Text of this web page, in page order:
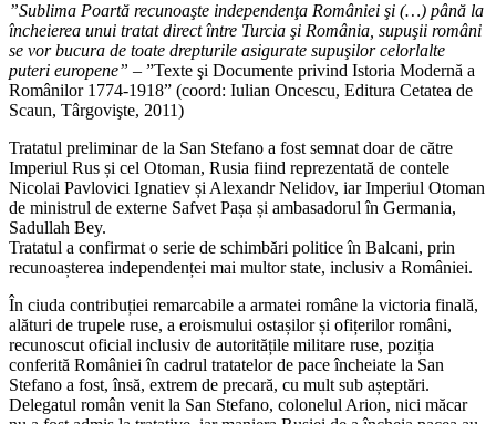
”Sublima Poartă recunoaşte independenţa României şi (…) până la
încheierea unui tratat direct între Turcia şi România, supuşii români
se vor bucura de toate drepturile asigurate supuşilor celorlalte
puteri europene” – ”Texte şi Documente privind Istoria Modernă a
Românilor 1774-1918” (coord: Iulian Oncescu, Editura Cetatea de
Scaun, Târgovişte, 2011)
Tratatul preliminar de la San Stefano a fost semnat doar de către
Imperiul Rus și cel Otoman, Rusia fiind reprezentată de contele
Nicolai Pavlovici Ignatiev și Alexandr Nelidov, iar Imperiul Otoman
de ministrul de externe Safvet Pașa și ambasadorul în Germania,
Sadullah Bey.
Tratatul a confirmat o serie de schimbări politice în Balcani, prin
recunoașterea independenței mai multor state, inclusiv a României.
În ciuda contribuției remarcabile a armatei române la victoria finală,
alături de trupele ruse, a eroismului ostașilor și ofițerilor români,
recunoscut oficial inclusiv de autoritățile militare ruse, poziția
conferită României în cadrul tratatelor de pace încheiate la San
Stefano a fost, însă, extrem de precară, cu mult sub așteptări.
Delegatul român venit la San Stefano, colonelul Arion, nici măcar